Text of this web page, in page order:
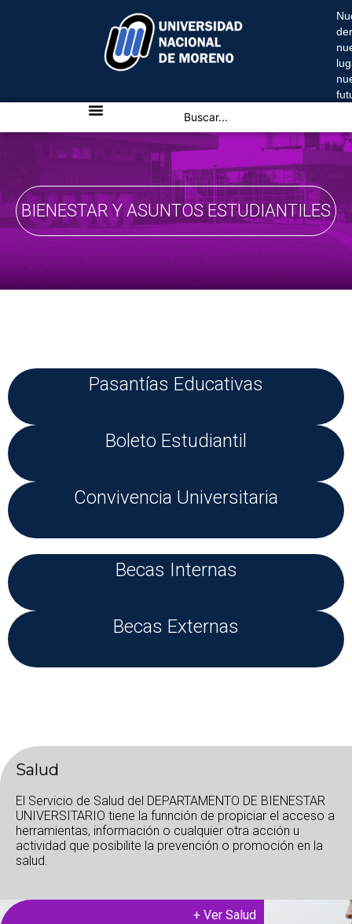
BIENESTAR Y ASUNTOS ESTUDIANTILES
Pasantías Educativas
Boleto Estudiantil
Convivencia Universitaria
Becas Internas
Becas Externas
Salud
El Servicio de Salud del DEPARTAMENTO DE BIENESTAR
UNIVERSITARIO tiene la funnción de propiciar el acceso a
herramientas, información o cualquier otra acción u
actividad que posibilite la prevención o promoción en la
salud.
+ Ver Salud